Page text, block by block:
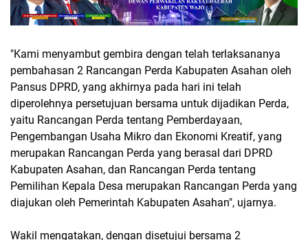
"Kami menyambut gembira dengan telah terlaksananya
pembahasan 2 Rancangan Perda Kabupaten Asahan oleh
Pansus DPRD, yang akhirnya pada hari ini telah
diperolehnya persetujuan bersama untuk dijadikan Perda,
yaitu Rancangan Perda tentang Pemberdayaan,
Pengembangan Usaha Mikro dan Ekonomi Kreatif, yang
merupakan Rancangan Perda yang berasal dari DPRD
Kabupaten Asahan, dan Rancangan Perda tentang
Pemilihan Kepala Desa merupakan Rancangan Perda yang
diajukan oleh Pemerintah Kabupaten Asahan", ujarnya.
Wakil mengatakan, dengan disetujui bersama 2